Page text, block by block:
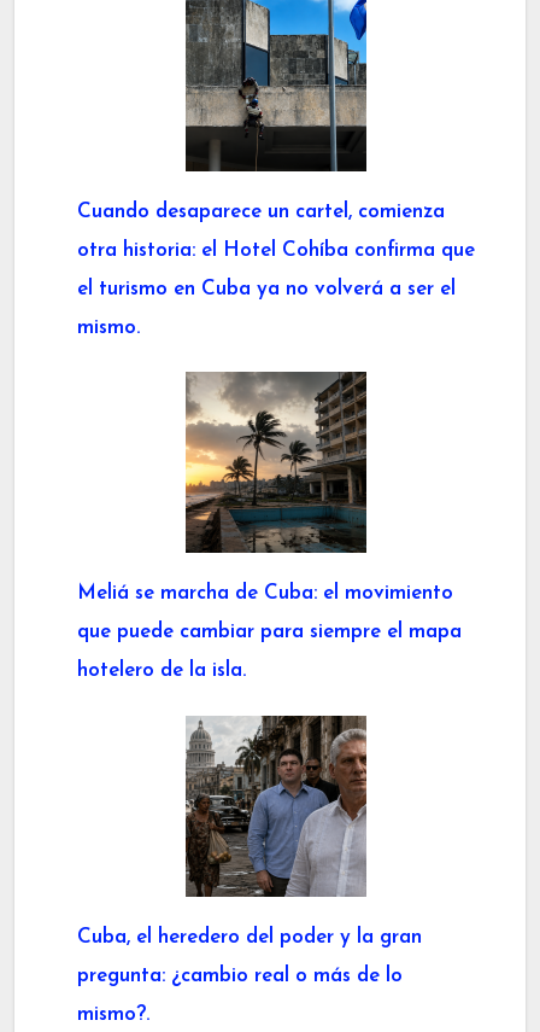
Cuando desaparece un cartel, comienza
otra historia: el Hotel Cohíba confirma que
el turismo en Cuba ya no volverá a ser el
mismo.
Meliá se marcha de Cuba: el movimiento
que puede cambiar para siempre el mapa
hotelero de la isla.
Cuba, el heredero del poder y la gran
pregunta: ¿cambio real o más de lo
mismo?.